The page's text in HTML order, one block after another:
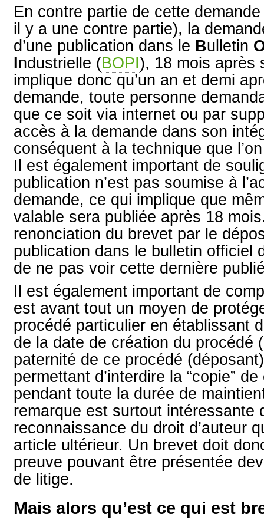
En contre partie de cette
il y a une contre partie), la
d’une publication dans le Bulletin
Industrielle (BOPI), 18 mois après
implique donc qu’un an et demi
demande, toute personne
que ce soit via internet ou par
accès à la demande dans son
conséquent à la technique que
Il est également important de
publication n’est pas soumise à
demande, ce qui implique que
valable sera publiée après 18
renonciation du brevet par le
publication dans le bulletin officiel
de ne pas voir cette dernière
Il est également important de
est avant tout un moyen de
procédé particulier en établissant
de la date de création du procédé
paternité de ce procédé
permettant d’interdire la “copie”
pendant toute la durée de
remarque est surtout intéressante
reconnaissance du droit d’auteur
article ultérieur. Un brevet doit
preuve pouvant être présentée
de litige.
Mais alors qu’est ce qui est